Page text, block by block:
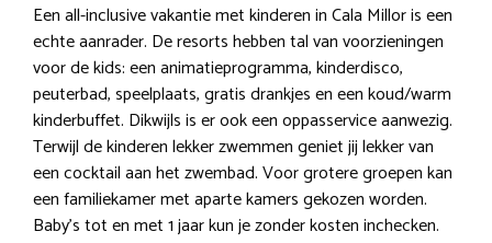
Een all-inclusive vakantie met kinderen in Cala Millor is een
echte aanrader. De resorts hebben tal van voorzieningen
voor de kids: een animatieprogramma, kinderdisco,
peuterbad, speelplaats, gratis drankjes en een koud/warm
kinderbuffet. Dikwijls is er ook een oppasservice aanwezig.
Terwijl de kinderen lekker zwemmen geniet jij lekker van
een cocktail aan het zwembad. Voor grotere groepen kan
een familiekamer met aparte kamers gekozen worden.
Baby’s tot en met 1 jaar kun je zonder kosten inchecken.